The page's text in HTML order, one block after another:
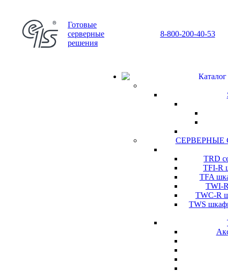
Готовые
серверные
решения
8-800-200-40-53
TRD
TFI-R
TFA
TWI-
TWC-R
TWS